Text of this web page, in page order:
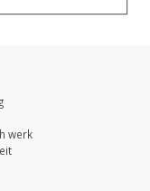
werk